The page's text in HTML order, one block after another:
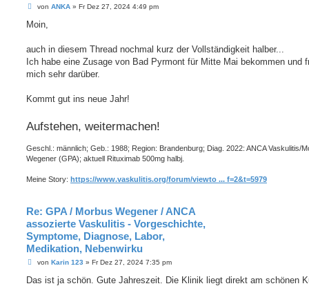
B
i
a
von ANKA» Fr Dez 27, 2024 4:49 pm
Moin,
auch in diesem Thread nochmal kurz der Vollständigkeit halber...
Ich habe eine Zusage von Bad Pyrmont für Mitte Mai bekommen und
mich sehr darüber.
Kommt gut ins neue Jahr!
Aufstehen, weitermachen!
Geschl.: männlich; Geb.: 1988; Region: Brandenburg; Diag. 2022: ANCA Vaskulitis/
Wegener (GPA); aktuell Rituximab 500mg halbj.
Meine Story: https://www.vaskulitis.org/forum/viewto ... f=2&t=5979
Re: GPA / Morbus Wegener / ANCA
assozierte Vaskulitis - Vorgeschichte,
Symptome, Diagnose, Labor,
Medikation, Nebenwirku
B
i
von Karin 123 » Fr Dez 27, 2024 7:35 pm
Das ist ja schön. Gute Jahreszeit. Die Klinik liegt direkt am schönen